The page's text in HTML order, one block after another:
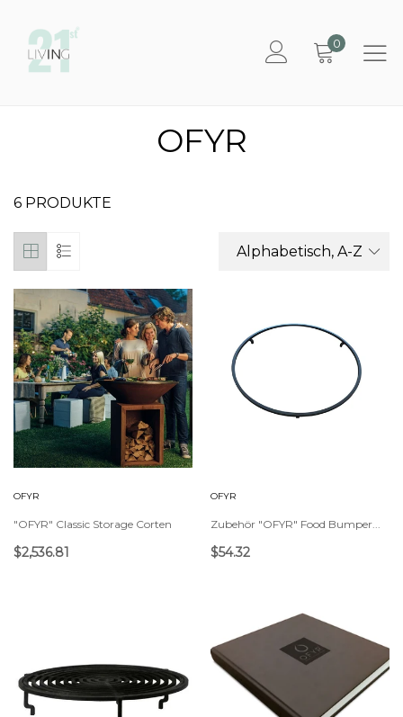
0
OFYR
6 PRODUKTE
Alphabetisch, A-Z
OFYR
"OFYR" Classic Storage Corten
$2,536.81
OFYR
Zubehör "OFYR" Food Bumper...
$54.32